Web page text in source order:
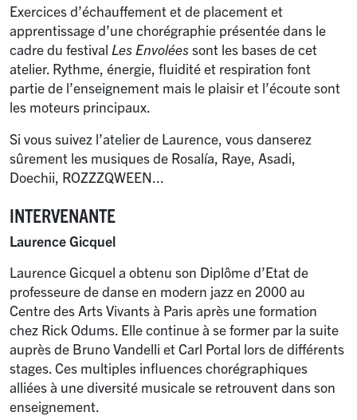
Exercices d’échauffement et de placement et
apprentissage d’une chorégraphie présentée dans le
cadre du festival Les Envoléessont les bases de cet
atelier. Rythme, énergie, fluidité et respiration font
partie de l’enseignement mais le plaisir et l’écoute sont
les moteurs principaux.
Si vous suivez l’atelier de Laurence, vous danserez
sûrement les musiques de Rosalía, Raye, Asadi,
Doechii, ROZZZQWEEN...
INTERVENANTE
Laurence Gicquel
Laurence Gicquel a obtenu son Diplôme d’Etat de
professeure de danse en modern jazz en 2000 au
Centre des Arts Vivants à Paris après une formation
chez Rick Odums. Elle continue à se former par la suite
auprès de Bruno Vandelli et Carl Portal lors de différents
stages. Ces multiples influences chorégraphiques
alliées à une diversité musicale se retrouvent dans son
enseignement.